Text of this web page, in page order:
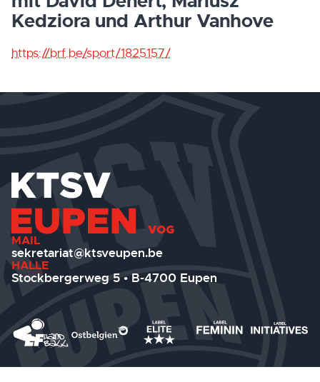
Kedziora und Arthur Vanhove
https://brf.be/sport/1825157/
MAIL
sekretariat@ktsveupen.be
HALLE
Stockbergerweg 5 • B-4700 Eupen